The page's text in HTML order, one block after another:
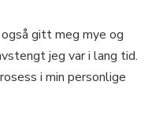
gitt meg mye og
jeg var i lang tid.
i min personlige